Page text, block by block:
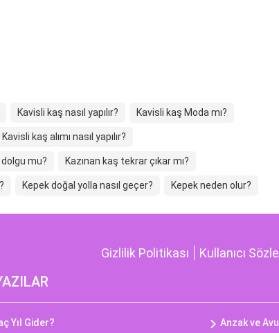
Kavisli kaş nasıl yapılır? Kavisli kaş Moda mı?
Kavisli kaş alımı nasıl yapılır?
mu? Kazınan kaş tekrar çıkar mı?
Kepek doğal yolla nasıl geçer? Kepek neden olur?
Gizlilik Politikası Kullanıcı
Yıl Gider?
Anzak ve